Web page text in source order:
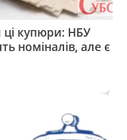
ці купюри: НБУ
номіналів, але є